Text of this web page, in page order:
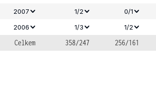
2007
1/2 0/1
2006
1/3 1/2
Celkem
358/247 256/161